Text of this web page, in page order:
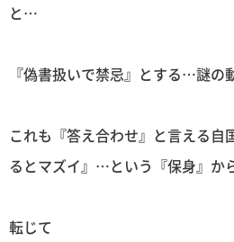
と…
『偽書扱いで禁忌』とする…謎の
これも『答え合わせ』と言える自
るとマズイ』…という『保身』か
転じて